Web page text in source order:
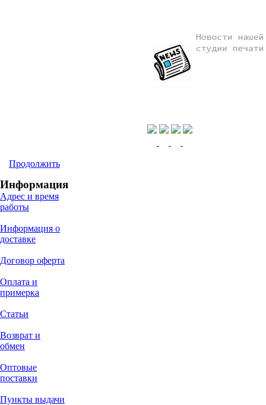
Продолжить
Информация
Адрес и время
работы
Информация о
доставке
Договор оферта
Оплата и
примерка
Статьи
Возврат и
обмен
Оптовые
поставки
Пункты выдачи